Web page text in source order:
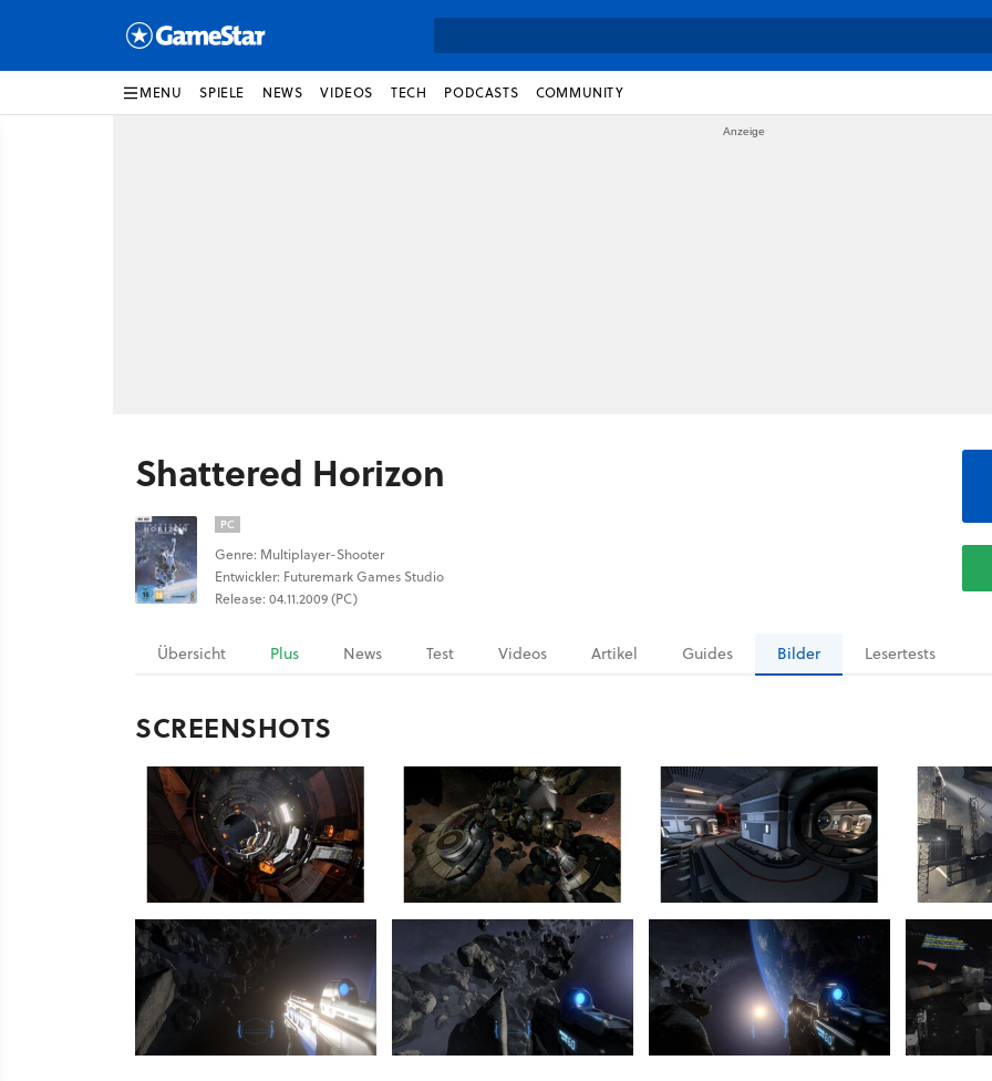
MENU SPIELE NEWS VIDEOS TECH PODCASTS COMMUNITY
Shattered Horizon
PC
Genre: Multiplayer-Shooter
Entwickler: Futuremark Games Studio
Release: 04.11.2009 (PC)
Übersicht Plus News Test Videos Artikel Guides Bilder Lesertests
SCREENSHOTS